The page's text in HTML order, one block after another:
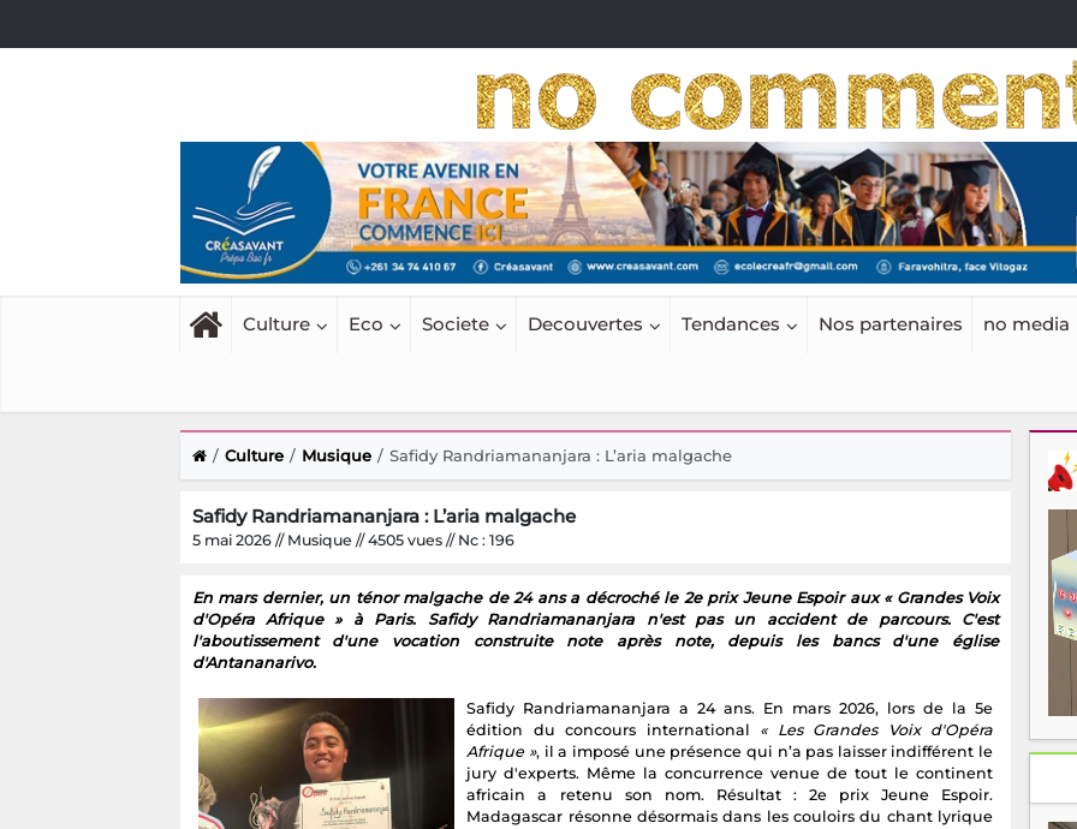
Culture Eco Societe Decouvertes Tendances Nos partenaires no media
Culture Musique Safidy Randriamananjara : L’aria malgache
Safidy Randriamananjara : L’aria malgache
5 mai 2026 // Musique // 4505 vues // Nc : 196
En mars dernier, un ténor malgache de 24 ans a décroché le 2e prix Jeune Espoir aux « Grandes Voix
d'Opéra Afrique » à Paris. Safidy Randriamananjara n'est pas un accident de parcours. C'est
l'aboutissement d'une vocation construite note après note, depuis les bancs d'une église
d'Antananarivo.
Safidy Randriamananjara a 24 ans. En mars 2026, lors de la 5e
édition du concours international « Les Grandes Voix d'Opéra
Afrique », il a imposé une présence qui n’a pas laisser indifférent le
jury d'experts. Même la concurrence venue de tout le continent
africain a retenu son nom. Résultat : 2e prix Jeune Espoir.
Madagascar résonne désormais dans les couloirs du chant lyrique